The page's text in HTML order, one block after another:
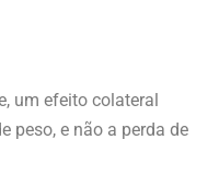
um efeito colateral
peso, e não a perda de